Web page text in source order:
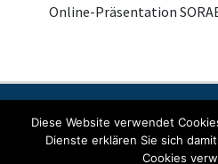
Online-Präsentation
Diese Website verwendet
Dienste erklären Sie sich
Cookies